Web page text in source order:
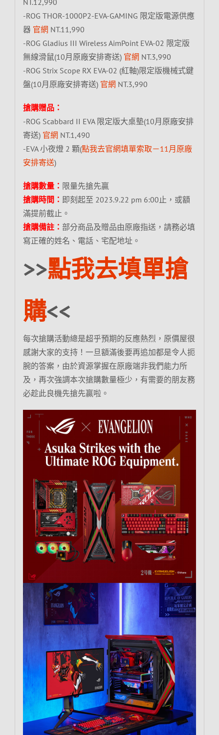
-ROG THOR-1000P2-EVA-GAMING 限定版電源供應
器 官網 NT.11,990
-ROG Gladius III Wireless AimPoint EVA-02 限定版
無線滑鼠(10月原廠安排寄送) 官網 NT.3,990
-ROG Strix Scope RX EVA-02 (紅軸)限定版機械式鍵
盤(10月原廠安排寄送) 官網 NT.3,990
搶購贈品：
-ROG Scabbard II EVA 限定版大桌墊(10月原廠安排
寄送) 官網 NT.1,490
-EVA 小夜燈 2 顆(點我去官網填單索取－11月原廠
安排寄送)
搶購數量： 限量先搶先贏
搶購時間： 即刻起至 2023.9.22 pm 6:00止，或額
滿提前截止。
搶購備註： 部分商品及贈品由原廠指送，請務必填
寫正確的姓名、電話、宅配地址。
>>點我去填單搶
購<<
每次搶購活動總是超乎預期的反應熱烈，原價屋很
感謝大家的支持！一旦額滿後要再追加都是令人扼
腕的答案，由於資源掌握在原廠端非我們能力所
及，再次強調本次搶購數量極少，有需要的朋友務
必趁此良機先搶先贏啦。